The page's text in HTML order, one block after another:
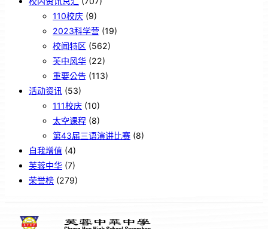
110校庆 (9)
2023科学营 (19)
校闻特区 (562)
芙中风华 (22)
重要公告 (113)
活动资讯 (53)
111校庆 (10)
太空课程 (8)
第43届三语演讲比赛 (8)
自我增值 (4)
芙蓉中华 (7)
荣誉榜 (279)